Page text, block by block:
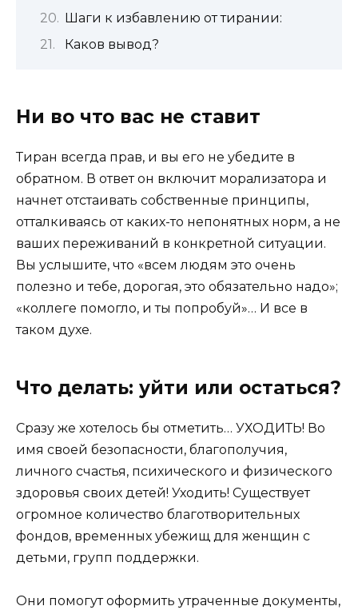
Шаги к избавлению от тирании:
Каков вывод?
Ни во что вас не ставит
Тиран всегда прав, и вы его не убедите в
обратном. В ответ он включит морализатора и
начнет отстаивать собственные принципы,
отталкиваясь от каких-то непонятных норм, а не
ваших переживаний в конкретной ситуации.
Вы услышите, что «всем людям это очень
полезно и тебе, дорогая, это обязательно надо»;
«коллеге помогло, и ты попробуй»… И все в
таком духе.
Что делать: уйти или остаться?
Сразу же хотелось бы отметить… УХОДИТЬ! Во
имя своей безопасности, благополучия,
личного счастья, психического и физического
здоровья своих детей! Уходить! Существует
огромное количество благотворительных
фондов, временных убежищ для женщин с
детьми, групп поддержки.
Они помогут оформить утраченные документы,